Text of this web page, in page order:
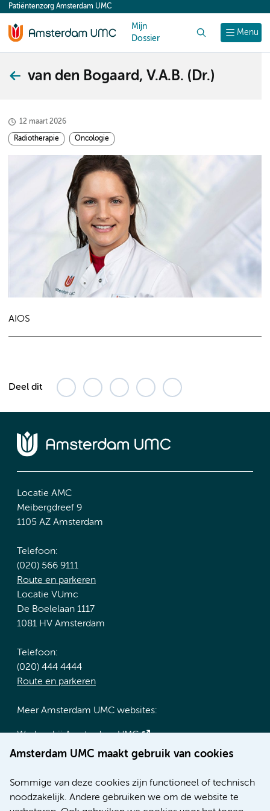
content
Menu
Patiëntenzorg Amsterdam UMC
Mijn
Dossier
van den Bogaard, V.A.B. (Dr.)
12 maart 2026
Radiotherapie Oncologie
AIOS
Deel dit
Amsterdam UMC maakt gebruik van cookies
Sommige van deze cookies zijn functioneel of technisch
noodzakelijk. Andere gebruiken we om de website te
Locatie AMC
Meibergdreef 9
1105 AZ Amsterdam
Telefoon:
(020) 566 9111
Route en parkeren
Locatie VUmc
De Boelelaan 1117
1081 HV Amsterdam
Telefoon:
(020) 444 4444
Route en parkeren
Meer Amsterdam UMC websites:
Werken bij Amsterdam UMC
Over Amsterdam UMC
Research
Educatie locatie AMC
Educatie locatie VUmc